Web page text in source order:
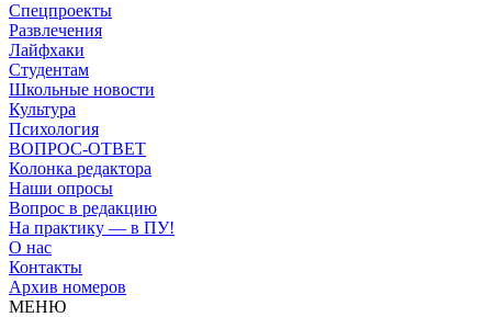
Спецпроекты
Развлечения
Лайфхаки
Студентам
Школьные новости
Культура
Психология
ВОПРОС-ОТВЕТ
Колонка редактора
Наши опросы
Вопрос в редакцию
На практику — в ПУ!
О нас
Контакты
Архив номеров
МЕНЮ